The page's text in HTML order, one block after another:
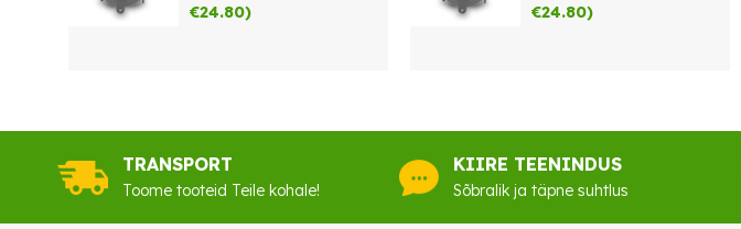
€24.80)
€24.80)
TRANSPORT
Toome tooteid Teile kohale!
KIIRE TEENINDUS
Sõbralik ja täpne suhtlus